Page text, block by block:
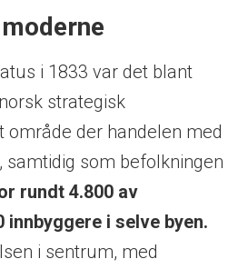
i 1833 var det blant
strategisk
der handelen med
samtidig som befolkningen
rundt 4.800 av
innbyggere i selve byen.
i sentrum, med